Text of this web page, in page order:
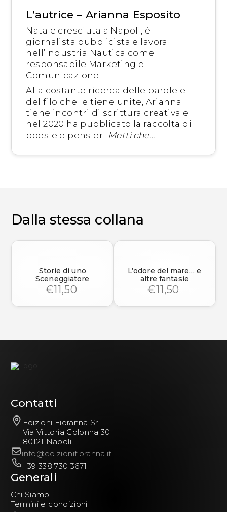
L’autrice – Arianna Esposito
Nata e cresciuta a Napoli, è
giornalista pubblicista e lavora
nell’Industria Nautica come
responsabile Marketing e
Comunicazione.
Alla costante ricerca delle parole e
del filo che le tiene unite, Arianna
tiene incontri di scrittura creativa e
nel 2020 ha pubblicato la raccolta di
poesie e pensieri Metti che…
Dalla stessa collana
Storie di uno
Sceneggiatore
€11,50
L’odore del mare… e
altre fantasie
€11,50
Contatti
Edizioni Fioranna Srl
Via Vittoria Colonna 30
80121 Napoli
info@edizionifioranna.it
+39 338 730 3671
Generali
Chi Siamo
Termini e condizioni